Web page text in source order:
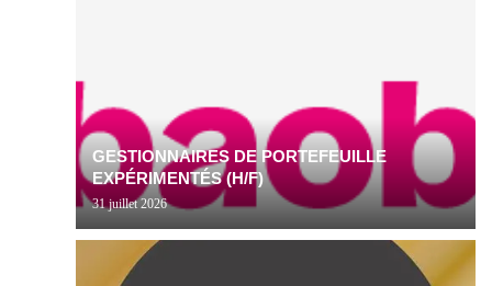
GESTIONNAIRES DE PORTEFEUILLE
EXPÉRIMENTÉS (H/F)
31 juillet 2026